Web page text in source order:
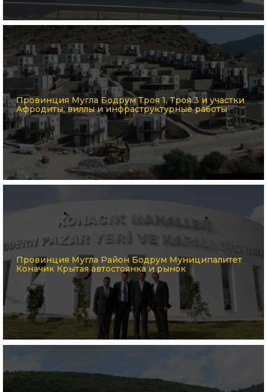
Провинция Мугла Бодрум Троя 1, Троя 3 и участки
Афродиты, виллы и инфраструктурные работы
Провинция Мугла Район Бодрум Муниципалитет
Коначик Крытая автостоянка и рынок